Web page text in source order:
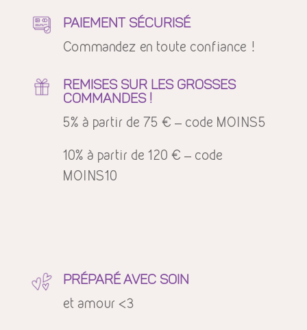
PAIEMENT SÉCURISÉ
Commandez en toute confiance !
REMISES SUR LES GROSSES
COMMANDES !
5% à partir de 75 € – code MOINS5
10% à partir de 120 € – code
MOINS10
PRÉPARÉ AVEC SOIN
et amour <3